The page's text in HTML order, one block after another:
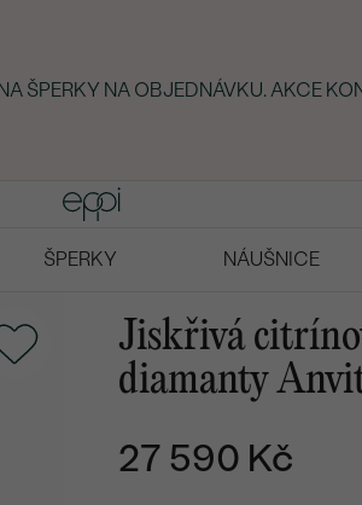
ŠPERKY NA OBJEDNÁVKU. AKCE
ŠPERKY NÁUŠNICE
Jiskřivá
diamanty
27 590 Kč